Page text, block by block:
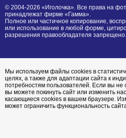
© 2004-2026 «Иголочка». Все права на
принадлежат фирме «Гамма».
Полное или частичное копирование,
или использование в любой форме,
разрешения правообладателя запрещено.
Мы используем файлы cookies в
целях, а также для адаптации сайта к
потребностям пользователей. Если вы не
вы можете покинуть сайт или изменить
касающиеся cookies в вашем браузере.
может ограничить функциональность